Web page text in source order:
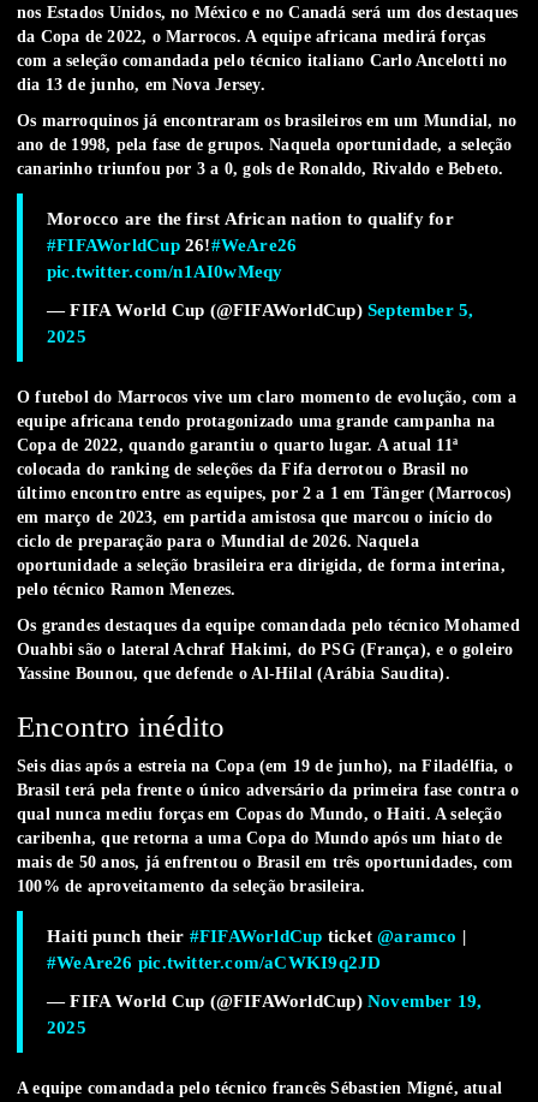
nos Estados Unidos, no México e no Canadá será um dos destaques
da Copa de 2022, o Marrocos. A equipe africana medirá forças
com a seleção comandada pelo técnico italiano Carlo Ancelotti no
dia 13 de junho, em Nova Jersey.
Os marroquinos já encontraram os brasileiros em um Mundial, no
ano de 1998, pela fase de grupos. Naquela oportunidade, a seleção
canarinho triunfou por 3 a 0, gols de Ronaldo, Rivaldo e Bebeto.
Morocco are the first African nation to qualify for
#FIFAWorldCup26!#WeAre26
pic.twitter.com/n1AI0wMeqy
— FIFA World Cup (@FIFAWorldCup) September 5,
2025
O futebol do Marrocos vive um claro momento de evolução, com a
equipe africana tendo protagonizado uma grande campanha na
Copa de 2022, quando garantiu o quarto lugar. A atual 11ª
colocada do ranking de seleções da Fifa derrotou o Brasil no
último encontro entre as equipes, por 2 a 1 em Tânger (Marrocos)
em março de 2023, em partida amistosa que marcou o início do
ciclo de preparação para o Mundial de 2026. Naquela
oportunidade a seleção brasileira era dirigida, de forma interina,
pelo técnico Ramon Menezes.
Os grandes destaques da equipe comandada pelo técnico Mohamed
Ouahbi são o lateral Achraf Hakimi, do PSG (França), e o goleiro
Yassine Bounou, que defende o Al-Hilal (Arábia Saudita).
Encontro inédito
Seis dias após a estreia na Copa (em 19 de junho), na Filadélfia, o
Brasil terá pela frente o único adversário da primeira fase contra o
qual nunca mediu forças em Copas do Mundo, o Haiti. A seleção
caribenha, que retorna a uma Copa do Mundo após um hiato de
mais de 50 anos, já enfrentou o Brasil em três oportunidades, com
100% de aproveitamento da seleção brasileira.
Haiti punch their #FIFAWorldCup ticket ️@aramco |
#WeAre26 pic.twitter.com/aCWKI9q2JD
— FIFA World Cup (@FIFAWorldCup) November 19,
2025
A equipe comandada pelo técnico francês Sébastien Migné, atual